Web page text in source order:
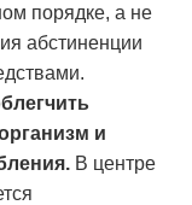
порядке, а не
абстиненции
и
В центре